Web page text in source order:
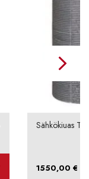
Sähkökiuas
1550,00 €